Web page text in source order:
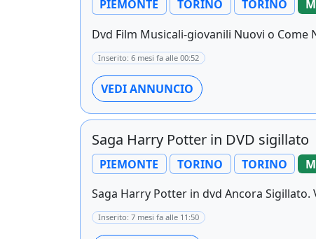
PIEMONTE TORINO TORINO
Dvd Film Musicali-giovanili Nuovi o Come
Inserito: 6 mesi fa alle 00:52
VEDI ANNUNCIO
Saga Harry Potter in DVD sigillato
PIEMONTE TORINO TORINO
Saga Harry Potter in dvd Ancora Sigillato.
Inserito: 7 mesi fa alle 11:50